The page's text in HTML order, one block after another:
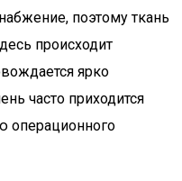
поэтому ткань
происходит
ярко
часто приходится
операционного